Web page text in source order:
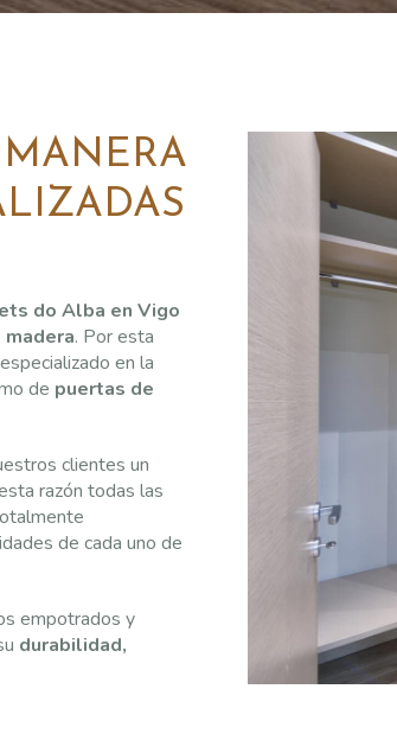
do Alba en Vigo
. Por esta
en la
de puertas de
clientes un
razón todas las
de cada uno de
empotrados y
durabilidad,